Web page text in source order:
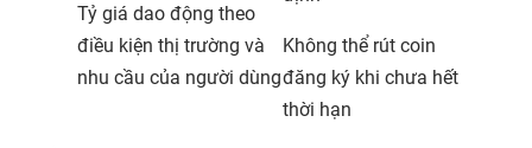
Tỷ giá dao động theo
điều kiện thị trường và
nhu cầu của người dùng
Không thể rút coin
đăng ký khi chưa hết
thời hạn